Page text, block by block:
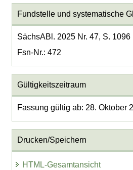
Fundstelle und systematische
SächsABl. 2025 Nr. 47, S. 1096
Fsn-Nr.: 472
Gültigkeitszeitraum
Fassung gültig ab: 28. Oktober
Drucken/Speichern
HTML-Gesamtansicht